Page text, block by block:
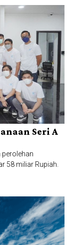
Seri A
58 miliar Rupiah.